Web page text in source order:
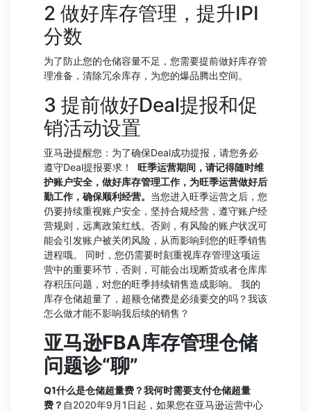
2 做好库存管理，提升IPI
分数
为了防止您的仓储容量不足，您需要提前做好库存管
理准备，清除冗余库存，为您的爆品腾出空间。
3 提前做好Deal提报和促
销活动设置
亚马逊提醒您：为了确保Deal成功提报，请您务必
遵守Deal提报要求！ 旺季运营期间，请记得随时维
护账户安全，做好库存管理工作，为旺季运营做好后
勤工作，确保顺利经营。 当您进入旺季运营之后，您
仍要持续重视账户安全，坚持合规经营，遵守账户经
营规则，远离政策红线。否则，有风险的账户状况可
能会引发账户被关闭风险，从而影响到您的旺季销售
进程哦。 同时，您仍需要时刻重视库存管理这项运
营中的重要环节，否则，可能会出现断货或者仓库库
存积压问题，对您的旺季持续销售造成影响。 我的
库存仓储超量了，超额仓储费是必须要交的吗？我该
怎么做才能不影响我后续的销售？
亚马逊FBA库存管理仓储
问题诊“聊”
Q1什么是仓储超量费？我何时需要支付仓储超量
费？ 自2020年9月1日起，如果您在亚马逊运营中心